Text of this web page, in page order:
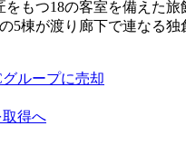
もつ18の客室を備えた旅
5棟が渡り廊下で連なる
ループに売却
取得へ